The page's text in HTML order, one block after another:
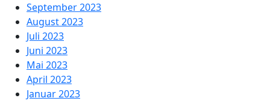
September 2023
August 2023
Juli 2023
Juni 2023
Mai 2023
April 2023
Januar 2023